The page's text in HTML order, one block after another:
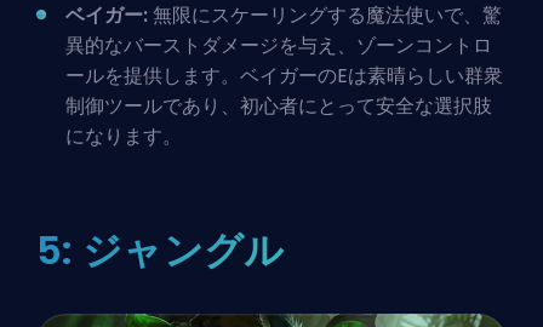
ベイガー:無限にスケーリングする魔法使いで、驚
異的なバーストダメージを与え、ゾーンコントロ
ールを提供します。ベイガーのEは素晴らしい群衆
制御ツールであり、初心者にとって安全な選択肢
になります。
5: ジャングル